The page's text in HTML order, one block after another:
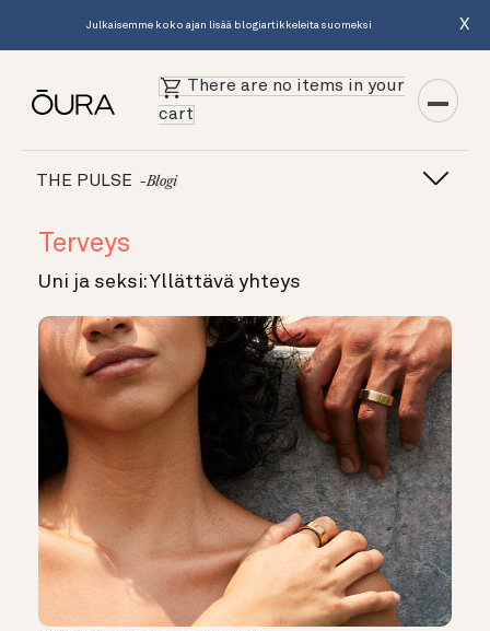
Julkaisemme koko ajan lisää blogiartikkeleita suomeksi X
There are no items in your
cart
THE PULSE -blogi
Terveys
Uni ja seksi: Yllättävä yhteys